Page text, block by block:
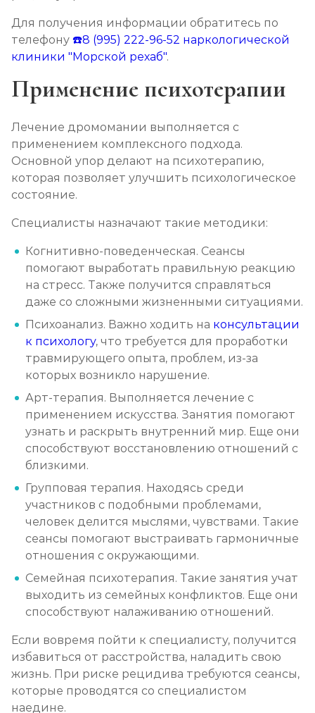
Для получения информации обратитесь по
телефону ☎️8 (995) 222-96-52 наркологической
клиники "Морской рехаб".
Применение психотерапии
Лечение дромомании выполняется с
применением комплексного подхода.
Основной упор делают на психотерапию,
которая позволяет улучшить психологическое
состояние.
Специалисты назначают такие методики:
Когнитивно-поведенческая. Сеансы
помогают выработать правильную реакцию
на стресс. Также получится справляться
даже со сложными жизненными ситуациями.
Психоанализ. Важно ходить на консультации
к психологу, что требуется для проработки
травмирующего опыта, проблем, из-за
которых возникло нарушение.
Арт-терапия. Выполняется лечение с
применением искусства. Занятия помогают
узнать и раскрыть внутренний мир. Еще они
способствуют восстановлению отношений с
близкими.
Групповая терапия. Находясь среди
участников с подобными проблемами,
человек делится мыслями, чувствами. Такие
сеансы помогают выстраивать гармоничные
отношения с окружающими.
Семейная психотерапия. Такие занятия учат
выходить из семейных конфликтов. Еще они
способствуют налаживанию отношений.
Если вовремя пойти к специалисту, получится
избавиться от расстройства, наладить свою
жизнь. При риске рецидива требуются сеансы,
которые проводятся со специалистом
наедине.